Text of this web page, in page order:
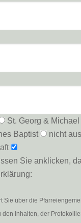
St. Georg & Michael
Baptist
nicht
Sie anklicken,
Sie über die
den Inhalten, der